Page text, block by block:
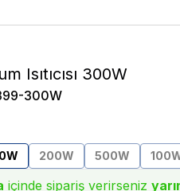
Isıtıcısı 300W
300W
200W 500W
içinde sipariş verirseniz